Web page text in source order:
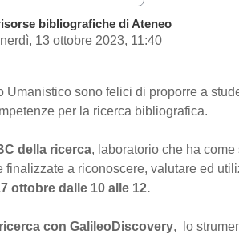
bibliografiche di Ateneo
13 ottobre 2023, 11:40
sono felici di proporre a
per la ricerca bibliografica.
della ricerca, laboratorio che ha
a riconoscere, valutare ed
ottobre dalle 10 alle 12.
ricerca con GalileoDiscovery, lo